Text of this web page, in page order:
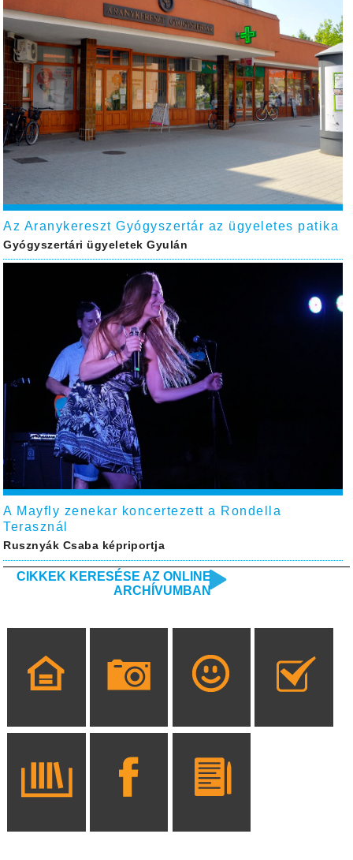
Az Aranykereszt Gyógyszertár az ügyeletes patika
Gyógyszertári ügyeletek Gyulán
A Mayfly zenekar koncertezett a Rondella
Terasznál
Rusznyák Csaba képriportja
CIKKEK KERESÉSE AZ ONLINE
ARCHÍVUMBAN